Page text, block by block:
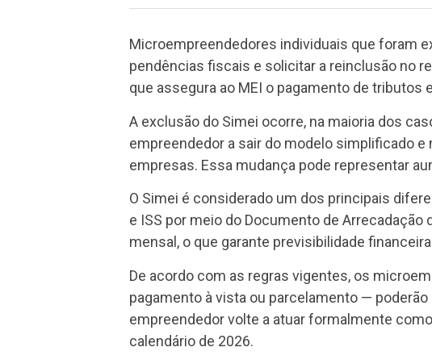
Microempreendedores individuais que foram
pendências fiscais e solicitar a reinclusão no
que assegura ao MEI o pagamento de tributos
A exclusão do Simei ocorre, na maioria dos
empreendedor a sair do modelo simplificado
empresas. Essa mudança pode representar
O Simei é considerado um dos principais
e ISS por meio do Documento de
mensal, o que garante previsibilidade
De acordo com as regras vigentes, os
pagamento à vista ou parcelamento —
empreendedor volte a atuar formalmente
calendário de 2026.